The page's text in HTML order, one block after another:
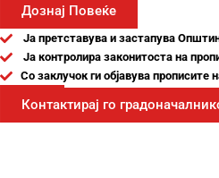
Дознај Повеќе
Ја претставува и застапува
Ја контролира законитоста на
Со заклучок ги објавува
Контактирај го